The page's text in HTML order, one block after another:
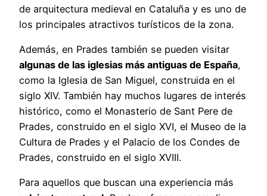
de arquitectura medieval en Cataluña y es uno de
los principales atractivos turísticos de la zona.
Además, en Prades también se pueden visitar
algunas de las iglesias más antiguas de España,
como la Iglesia de San Miguel, construida en el
siglo XIV. También hay muchos lugares de interés
histórico, como el Monasterio de Sant Pere de
Prades, construido en el siglo XVI, el Museo de la
Cultura de Prades y el Palacio de los Condes de
Prades, construido en el siglo XVIII.
Para aquellos que buscan una experiencia más